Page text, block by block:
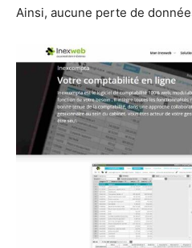
Ainsi, aucune perte de